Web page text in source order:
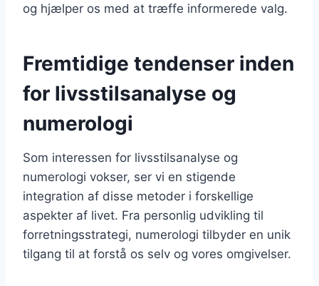
og hjælper os med at træffe informerede valg.
Fremtidige tendenser inden
for livsstilsanalyse og
numerologi
Som interessen for livsstilsanalyse og
numerologi vokser, ser vi en stigende
integration af disse metoder i forskellige
aspekter af livet. Fra personlig udvikling til
forretningsstrategi, numerologi tilbyder en unik
tilgang til at forstå os selv og vores omgivelser.